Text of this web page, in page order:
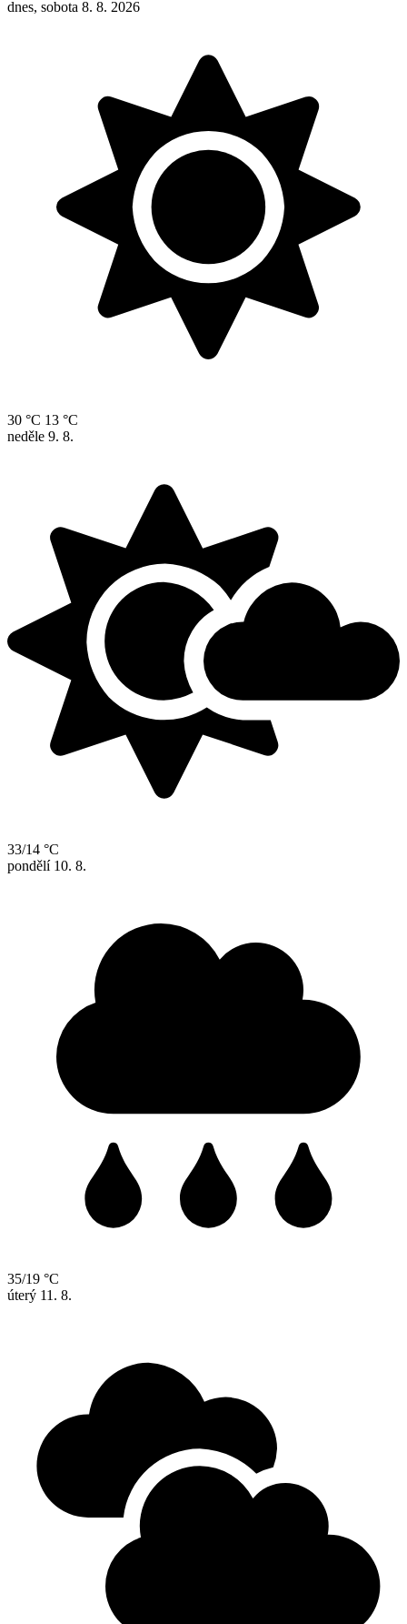
dnes, sobota 8. 8. 2026
30 °C 13 °C
neděle 9. 8.
33/14 °C
pondělí 10. 8.
35/19 °C
úterý 11. 8.